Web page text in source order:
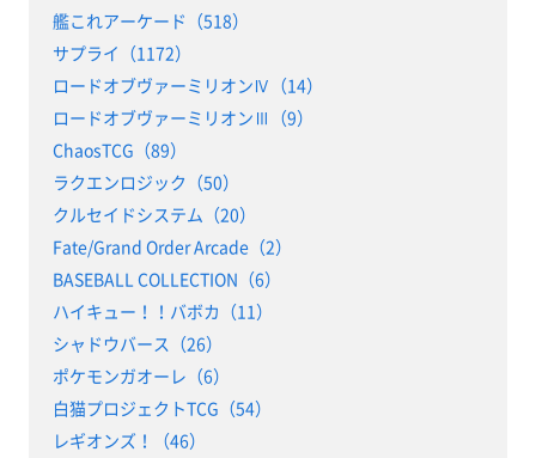
艦これアーケード（518）
サプライ（1172）
ロードオブヴァーミリオンⅣ（14）
ロードオブヴァーミリオンⅢ（9）
ChaosTCG（89）
ラクエンロジック（50）
クルセイドシステム（20）
Fate/Grand Order Arcade（2）
BASEBALL COLLECTION（6）
ハイキュー！！バボカ（11）
シャドウバース（26）
ポケモンガオーレ（6）
白猫プロジェクトTCG（54）
レギオンズ！（46）